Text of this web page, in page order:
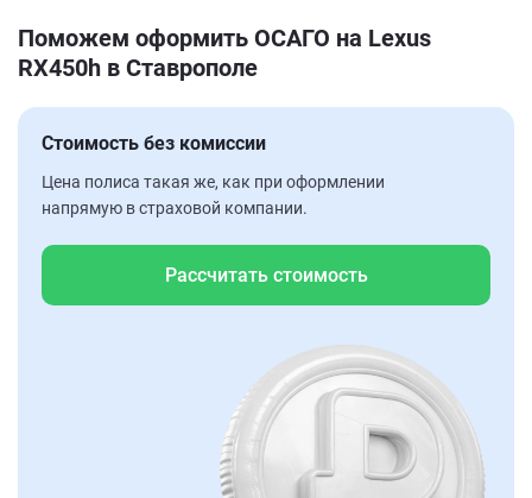
Поможем оформить ОСАГО на Lexus
RX450h в Ставрополе
Стоимость без комиссии
Цена полиса такая же, как при оформлении
напрямую в страховой компании.
Рассчитать стоимость